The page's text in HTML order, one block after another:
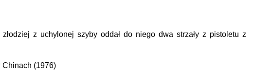
z uchylonej szyby oddał do niego dwa strzały z pistoletu z
Chinach (1976)